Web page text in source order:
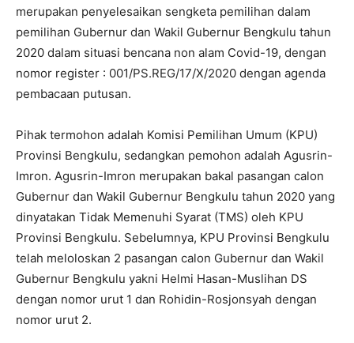
merupakan penyelesaikan sengketa pemilihan dalam
pemilihan Gubernur dan Wakil Gubernur Bengkulu tahun
2020 dalam situasi bencana non alam Covid-19, dengan
nomor register : 001/PS.REG/17/X/2020 dengan agenda
pembacaan putusan.
Pihak termohon adalah Komisi Pemilihan Umum (KPU)
Provinsi Bengkulu, sedangkan pemohon adalah Agusrin-
Imron. Agusrin-Imron merupakan bakal pasangan calon
Gubernur dan Wakil Gubernur Bengkulu tahun 2020 yang
dinyatakan Tidak Memenuhi Syarat (TMS) oleh KPU
Provinsi Bengkulu. Sebelumnya, KPU Provinsi Bengkulu
telah meloloskan 2 pasangan calon Gubernur dan Wakil
Gubernur Bengkulu yakni Helmi Hasan-Muslihan DS
dengan nomor urut 1 dan Rohidin-Rosjonsyah dengan
nomor urut 2.